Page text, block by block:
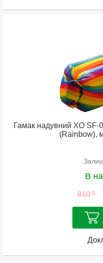
Гамак надувний XO SF-
(Rainbow),
В
810 00